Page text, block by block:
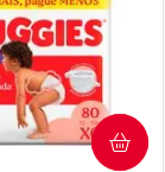
COMPRAR